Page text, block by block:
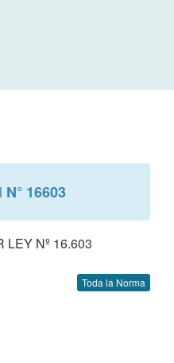
N° 16603
LEY Nº 16.603
Toda la Norma